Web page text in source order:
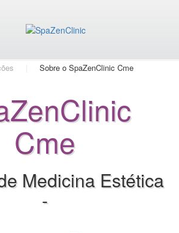
Sobre o SpaZenClinic Cme
Cme
Medicina Estética
-